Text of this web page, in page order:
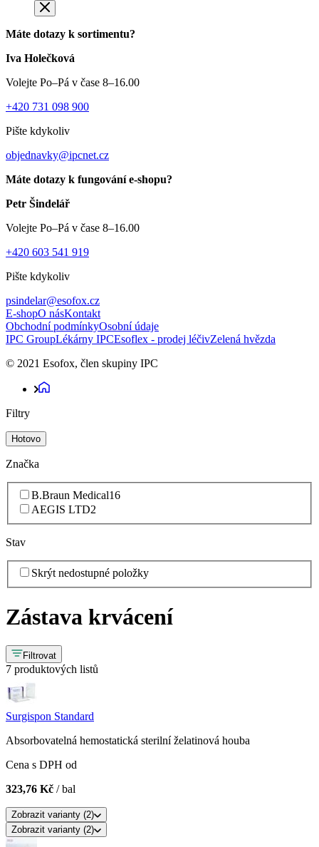
Máte dotazy k sortimentu?
Iva Holečková
Volejte Po–Pá v čase 8–16.00
+420 731 098 900
Pište kdykoliv
objednavky@ipcnet.cz
Máte dotazy k fungování e-shopu?
Petr Šindelář
Volejte Po–Pá v čase 8–16.00
+420 603 541 919
Pište kdykoliv
psindelar@esofox.cz
E-shopO násKontakt
Obchodní podmínkyOsobní údaje
IPC GroupLékárny IPCEsoflex - prodej léčivZelená hvězda
© 2021 Esofox, člen skupiny IPC
Filtry
Hotovo
Značka
B.Braun Medical16
AEGIS LTD2
Stav
Skrýt nedostupné položky
Zástava krvácení
Filtrovat
7 produktových listů
Surgispon Standard
Absorbovatelná hemostatická sterilní želatinová houba
Cena s DPH od
323,76 Kč / bal
Zobrazit varianty (2)
Zobrazit varianty (2)